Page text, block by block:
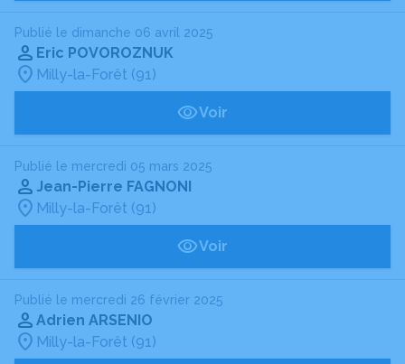
Publié le dimanche 06 avril 2025
Eric POVOROZNUK
Milly-la-Forêt (91)
Voir
Publié le mercredi 05 mars 2025
Jean-Pierre FAGNONI
Milly-la-Forêt (91)
Voir
Publié le mercredi 26 février 2025
Adrien ARSENIO
Milly-la-Forêt (91)